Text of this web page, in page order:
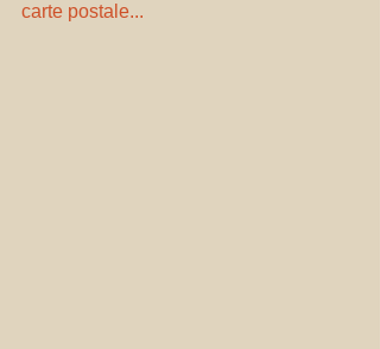
carte postale...